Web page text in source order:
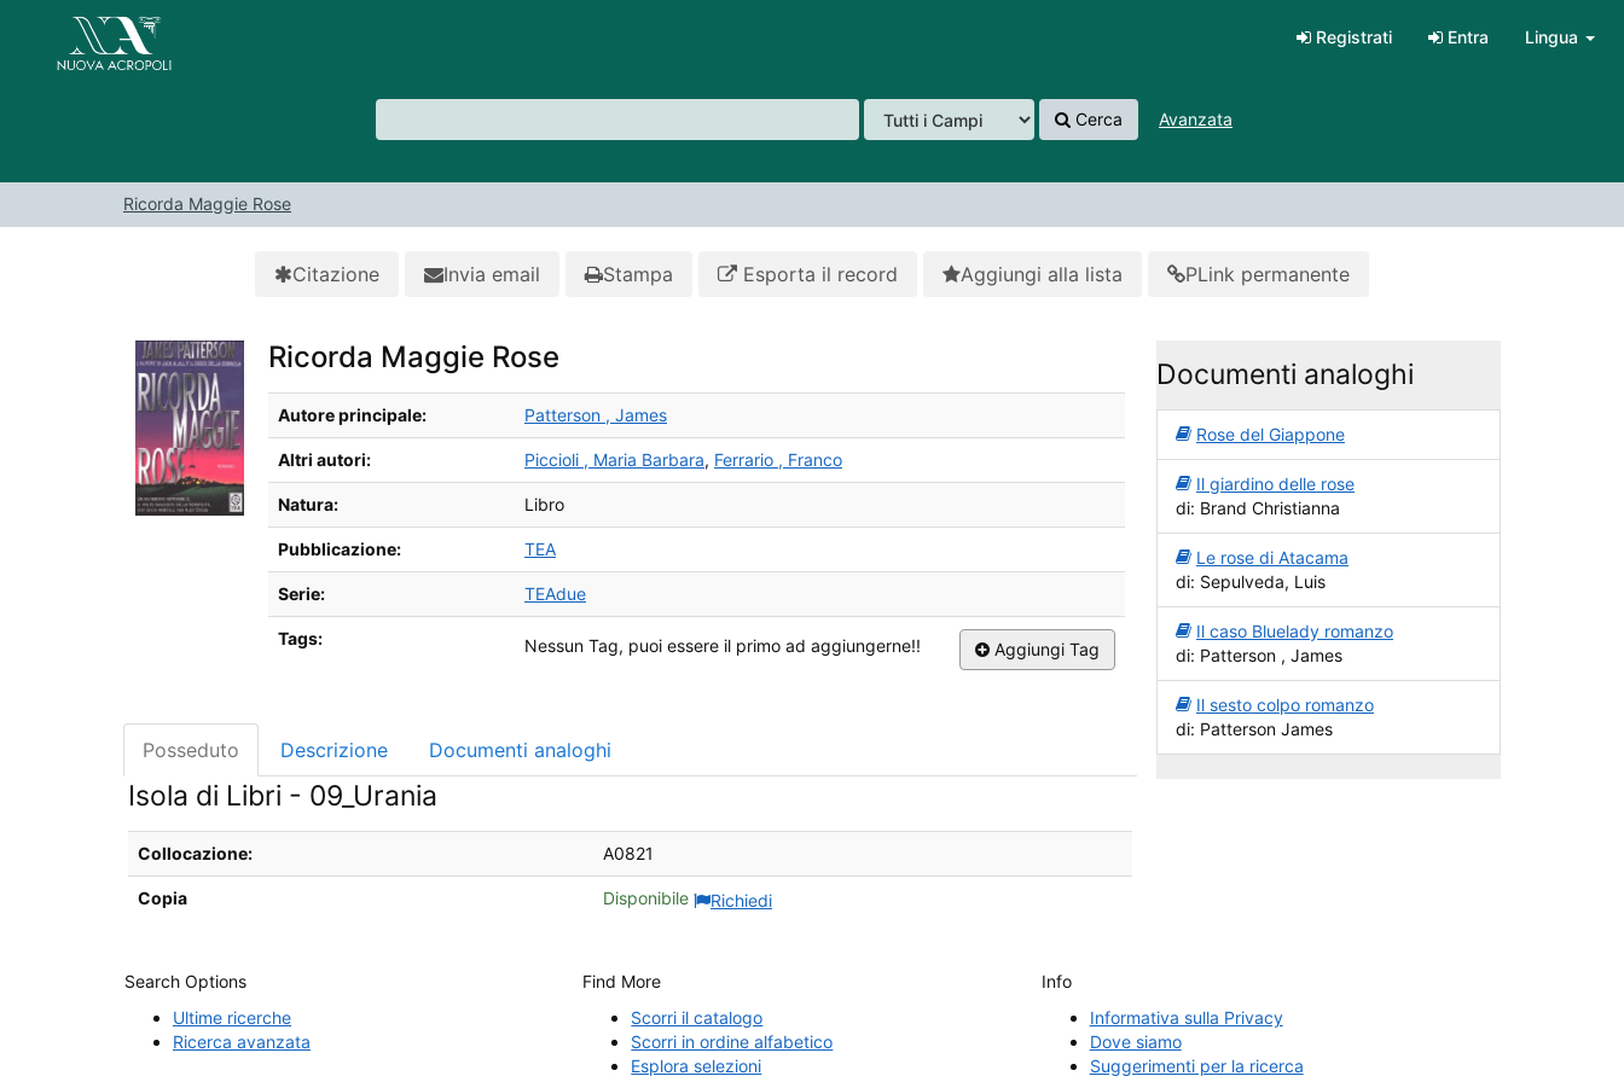
VuFind Registrati Entra Lingua
Cerca Avanzata
Ricorda Maggie Rose
Citazione Invia email Stampa Esporta il record Aggiungi alla lista PLink permanente
Ricorda Maggie Rose
Dettagli Bibliografici
Autore principale: Patterson , James
Altri autori: Piccioli , Maria Barbara, Ferrario , Franco
Natura: Libro
Pubblicazione: TEA
Serie: TEAdue
Tags:
Aggiungi Tag
Nessun Tag, puoi essere il primo ad aggiungerne!!
Posseduto Descrizione Documenti analoghi
Isola di Libri - 09_Urania
Dettagli sul posseduto da Isola di Libri - 09_Urania
Collocazione: A0821
Copia Disponibile Richiedi
Documenti analoghi
Rose del Giappone
Il giardino delle rose
di: Brand Christianna
Le rose di Atacama
di: Sepulveda, Luis
Il caso Bluelady romanzo
di: Patterson , James
Il sesto colpo romanzo
di: Patterson James
Search Options
Ultime ricerche
Ricerca avanzata
Find More
Scorri il catalogo
Scorri in ordine alfabetico
Esplora selezioni
Info
Informativa sulla Privacy
Dove siamo
Suggerimenti per la ricerca